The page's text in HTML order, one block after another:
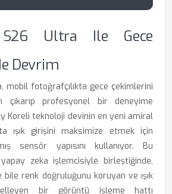
S26 Ultra Ile Gece
Devrim
mobil fotoğrafçılıkta gece çekimlerini
profesyonel bir deneyime
Koreli teknoloji devinin en yeni amiral
ışık girişini maksimize etmek için
sensör yapısını kullanıyor. Bu
yapay zeka işlemcisiyle birleştiğinde,
bile renk doğruluğunu koruyan ve ışık
bir görüntü işleme hattı